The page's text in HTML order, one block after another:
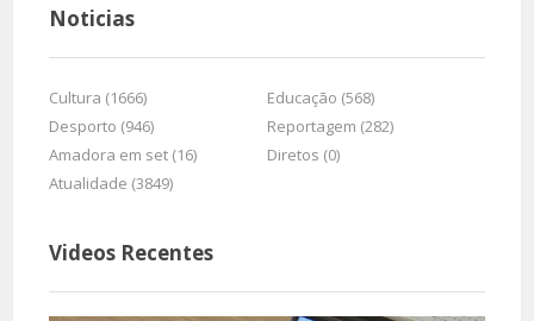
Noticias
Cultura (1666)
Educação (568)
Desporto (946)
Reportagem (282)
Amadora em set (16)
Diretos (0)
Atualidade (3849)
Videos Recentes